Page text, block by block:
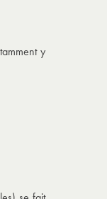
y